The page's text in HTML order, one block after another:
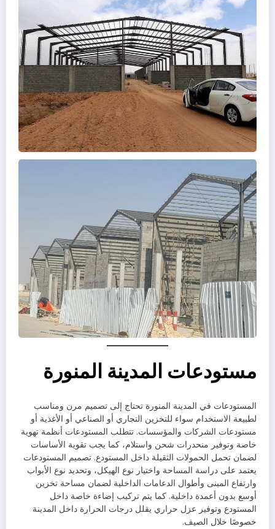
مستودعات المدينة المنورة
المستودعات في المدينة المنورة تحتاج إلى تصميم مرن ومناسب
لطبيعة الاستخدام سواء للتخزين التجاري أو الصناعي أو الأغذية أو
مستودعات الشركات والمؤسسات. تتطلب المستودعات أنظمة تهوية
خاصة وتوفير منحدرات شحن واستلام، كما يجب تقوية الأساسات
لضمان تحمل الحمولات الثقيلة داخل المستودع. تصميم المستودعات
يعتمد على دراسة المساحة واختيار نوع الهيكل، وتحديد نوع الأبواب
وارتفاع المبنى وأطوال الدعامات الداخلية لضمان مساحة تخزين
أوسع بدون أعمدة داخلية. كما يتم تركيب إضاءة خاصة داخل
المستودع وتوفير عزل حراري يقلل درجات الحرارة داخل المدينة
خصوصًا خلال الصيف.